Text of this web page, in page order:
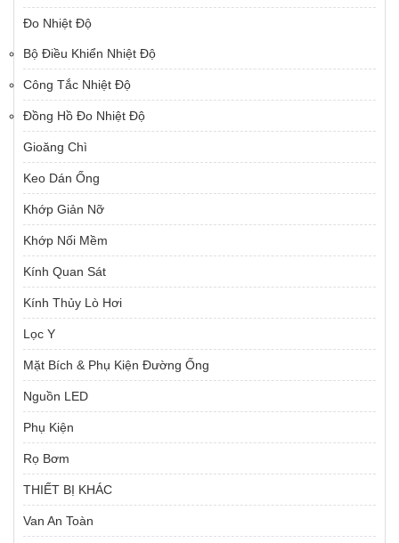
Đo Nhiệt Độ
Bộ Điều Khiển Nhiệt Độ
Công Tắc Nhiệt Độ
Đồng Hồ Đo Nhiệt Độ
Gioăng Chì
Keo Dán Ống
Khớp Giản Nỡ
Khớp Nối Mềm
Kính Quan Sát
Kính Thủy Lò Hơi
Lọc Y
Mặt Bích & Phụ Kiện Đường Ống
Nguồn LED
Phụ Kiện
Rọ Bơm
THIẾT BỊ KHÁC
Van An Toàn